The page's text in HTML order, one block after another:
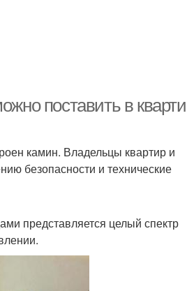
поставить в
камин. Владельцы квартир и
безопасности и технические
представляется целый спектр